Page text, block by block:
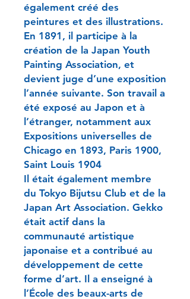
également créé des
peintures et des illustrations.
En 1891, il participe à la
création de la Japan Youth
Painting Association, et
devient juge d’une exposition
l’année suivante. Son travail a
été exposé au Japon et à
l’étranger, notamment aux
Expositions universelles de
Chicago en 1893, Paris 1900,
Saint Louis 1904
Il était également membre
du Tokyo Bijutsu Club et de la
Japan Art Association. Gekko
était actif dans la
communauté artistique
japonaise et a contribué au
développement de cette
forme d’art. Il a enseigné à
l’École des beaux-arts de